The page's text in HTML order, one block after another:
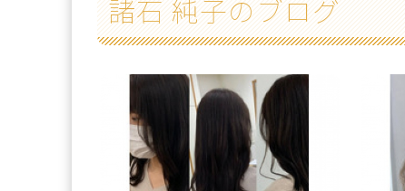
諸石 純子のブログ